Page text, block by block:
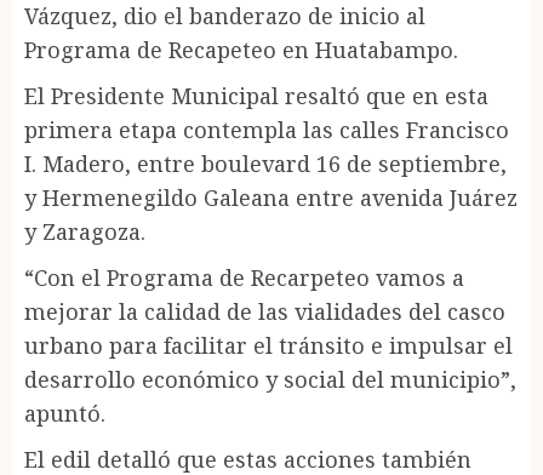
Vázquez, dio el banderazo de inicio al
Programa de Recapeteo en Huatabampo.
El Presidente Municipal resaltó que en esta
primera etapa contempla las calles Francisco
I. Madero, entre boulevard 16 de septiembre,
y Hermenegildo Galeana entre avenida Juárez
y Zaragoza.
“Con el Programa de Recarpeteo vamos a
mejorar la calidad de las vialidades del casco
urbano para facilitar el tránsito e impulsar el
desarrollo económico y social del municipio”,
apuntó.
El edil detalló que estas acciones también